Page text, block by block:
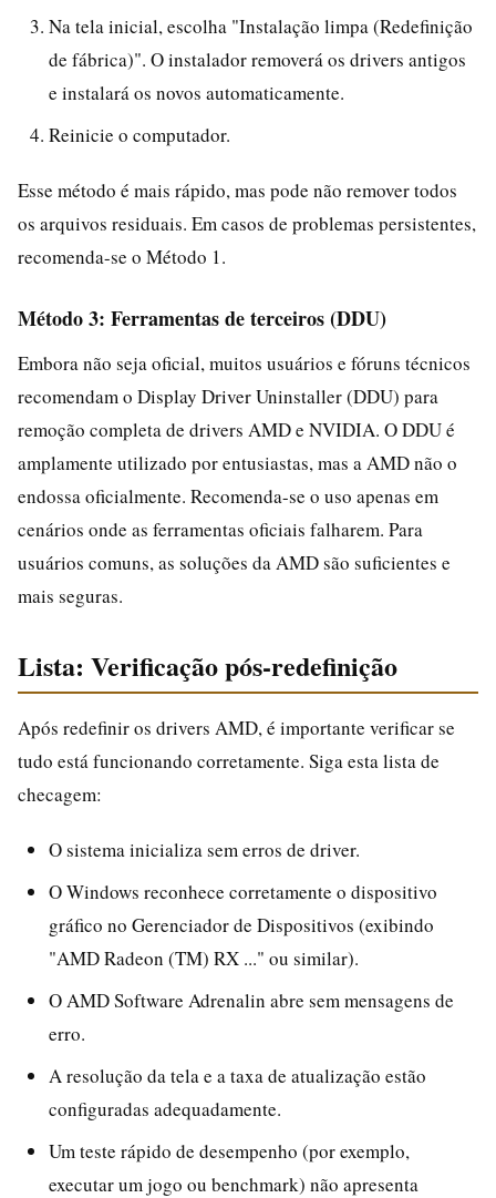
Na tela inicial, escolha "Instalação limpa (Redefinição
de fábrica)". O instalador removerá os drivers antigos
e instalará os novos automaticamente.
Reinicie o computador.
Esse método é mais rápido, mas pode não remover todos
os arquivos residuais. Em casos de problemas persistentes,
recomenda-se o Método 1.
Método 3: Ferramentas de terceiros (DDU)
Embora não seja oficial, muitos usuários e fóruns técnicos
recomendam o Display Driver Uninstaller (DDU) para
remoção completa de drivers AMD e NVIDIA. O DDU é
amplamente utilizado por entusiastas, mas a AMD não o
endossa oficialmente. Recomenda-se o uso apenas em
cenários onde as ferramentas oficiais falharem. Para
usuários comuns, as soluções da AMD são suficientes e
mais seguras.
Lista: Verificação pós-redefinição
Após redefinir os drivers AMD, é importante verificar se
tudo está funcionando corretamente. Siga esta lista de
checagem:
O sistema inicializa sem erros de driver.
O Windows reconhece corretamente o dispositivo
gráfico no Gerenciador de Dispositivos (exibindo
"AMD Radeon (TM) RX ..." ou similar).
O AMD Software Adrenalin abre sem mensagens de
erro.
A resolução da tela e a taxa de atualização estão
configuradas adequadamente.
Um teste rápido de desempenho (por exemplo,
executar um jogo ou benchmark) não apresenta